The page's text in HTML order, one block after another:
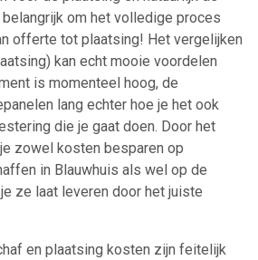
om het volledige proces
offerte tot plaatsing! Het vergelijken
kan echt mooie voordelen
is momenteel hoog, de
lang echter hoe je het ook
die je gaat doen. Door het
zowel kosten besparen op
in Blauwhuis als wel op de
ze laat leveren door het juiste
en plaatsing kosten zijn feitelijk